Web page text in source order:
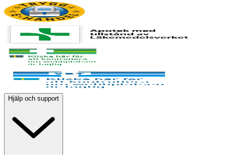
Hjälp och support